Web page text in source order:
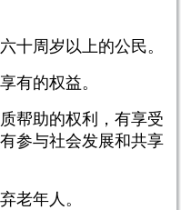
周岁以上的公民。
有的权益。
帮助的权利，有享受
参与社会发展和共享
老年人。